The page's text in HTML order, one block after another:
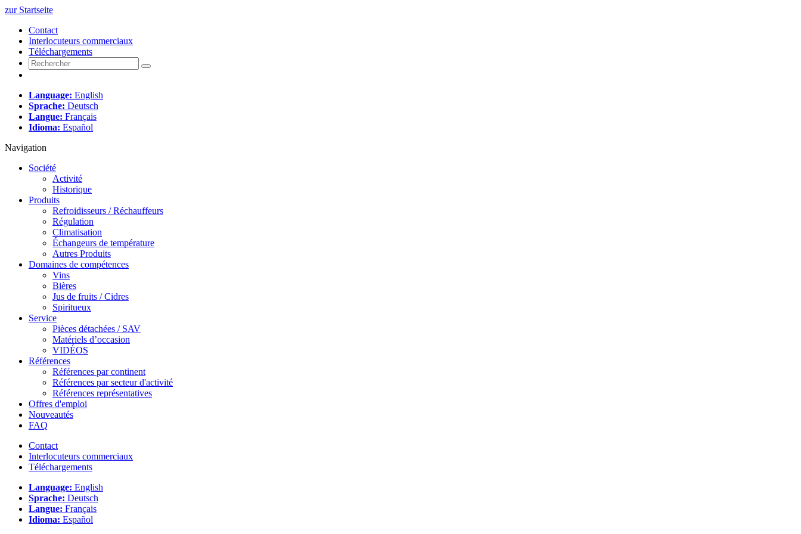
zur Startseite
Contact
Interlocuteurs commerciaux
Téléchargements
Language: English
Sprache: Deutsch
Langue: Français
Idioma: Español
Navigation
Société
Activité
Historique
Produits
Refroidisseurs / Réchauffeurs
Régulation
Climatisation
Échangeurs de température
Autres Produits
Domaines de compétences
Vins
Bières
Jus de fruits / Cidres
Spiritueux
Service
Pièces détachées / SAV
Matériels d’occasion
VIDÉOS
Références
Références par continent
Références par secteur d'activité
Références représentatives
Offres d'emploi
Nouveautés
FAQ
Contact
Interlocuteurs commerciaux
Téléchargements
Language: English
Sprache: Deutsch
Langue: Français
Idioma: Español